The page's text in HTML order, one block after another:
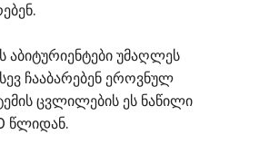
აბიტურიენტები უმაღლეს
ჩააბარებენ ეროვნულ
ცვლილების ეს ნაწილი
წლიდან.